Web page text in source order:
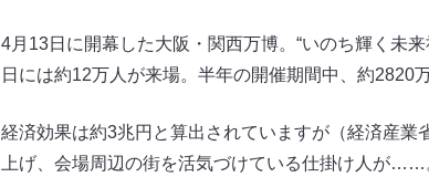
4月13日に開幕した大阪・関西万博。“いのち輝く未
日には約12万人が来場。半年の開催期間中、約2820
経済効果は約3兆円と算出されていますが（経済産業
上げ、会場周辺の街を活気づけている仕掛け人が……